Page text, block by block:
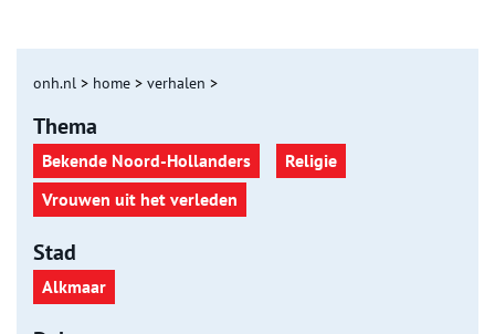
onh.nl > home > verhalen >
Thema
Bekende Noord-Hollanders
Religie
Vrouwen uit het verleden
Stad
Alkmaar